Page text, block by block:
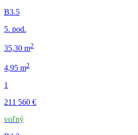
B3.5
5. pod.
35,30 m2
4,95 m2
1
211 560 €
voľný